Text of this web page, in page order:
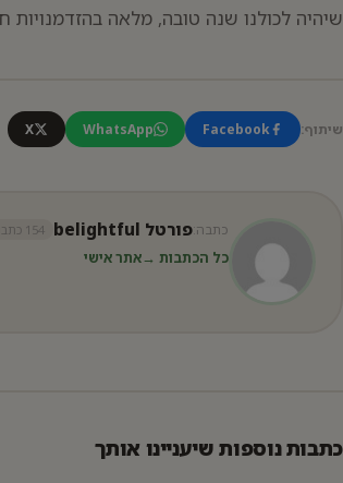
שיהיה לכולנו שנה טובה, מלאה
שיתוף: Facebook
WhatsApp
X
כתבה:פורטל belightful 154 כתבות באתר
כל הכתבות →אתר אישי
כתבות נוספות שיעניינו אותך